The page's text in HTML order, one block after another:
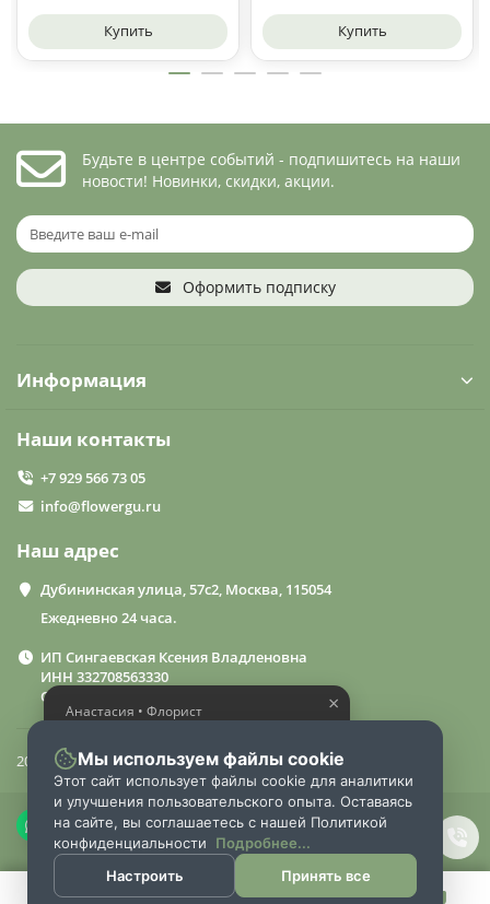
Купить Купить
Будьте в центре событий - подпишитесь на наши
новости! Новинки, скидки, акции.
Оформить подписку
Информация
Наши контакты
+7 929 566 73 05
info@flowergu.ru
Наш адрес
Дубининская улица, 57с2, Москва, 115054
Ежедневно 24 часа.
ИП Сингаевская Ксения Владленовна
ИНН 332708563330
ОГРН 310332714600015
2024 «FlowerGuru»
×
Анастасия • Флорист
букет
Мы используем файлы cookie
Этот сайт использует файлы cookie для аналитики
и улучшения пользовательского опыта. Оставаясь
на сайте, вы соглашаетесь с нашей Политикой
конфиденциальности
Подробнее...
Настроить
Принять все